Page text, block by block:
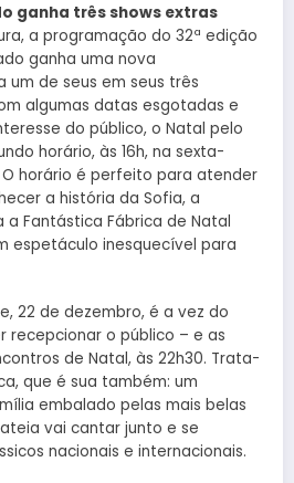
ganha três shows extras
a programação do 32ª edição
ganha uma nova
de seus em seus três
algumas datas esgotadas e
do público, o Natal pelo
horário, às 16h, na sexta-
O horário é perfeito para atender
a história da Sofia, a
a Fantástica Fábrica de Natal
espetáculo inesquecível para
22 de dezembro, é a vez do
recepcionar o público – e as
de Natal, às 22h30. Trata-
que é sua também: um
embalado pelas mais belas
vai cantar junto e se
nacionais e internacionais.